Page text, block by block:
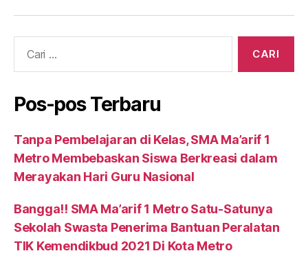
Pos-pos Terbaru
Tanpa Pembelajaran di Kelas, SMA Ma’arif 1
Metro Membebaskan Siswa Berkreasi dalam
Merayakan Hari Guru Nasional
Bangga!! SMA Ma’arif 1 Metro Satu-Satunya
Sekolah Swasta Penerima Bantuan Peralatan
TIK Kemendikbud 2021 Di Kota Metro